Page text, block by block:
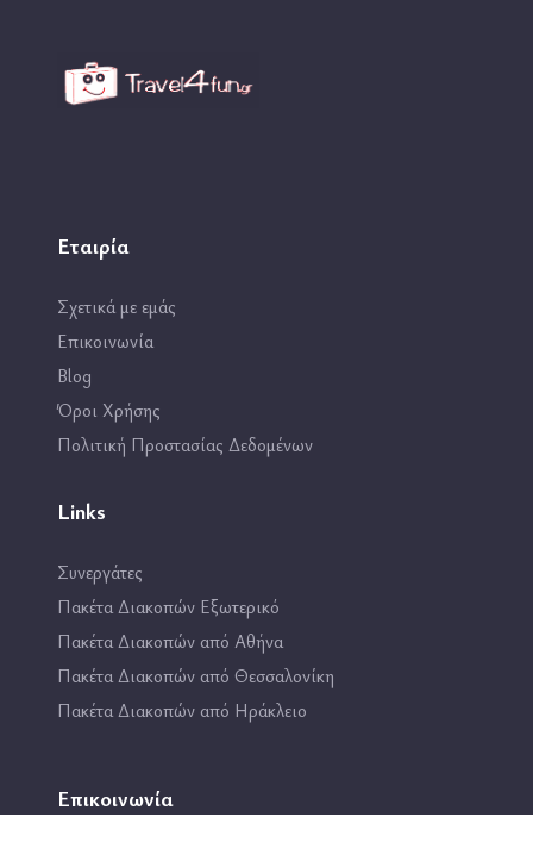
Εταιρία
Σχετικά με εμάς
Επικοινωνία
Blog
Όροι Χρήσης
Πολιτική Προστασίας Δεδομένων
Links
Συνεργάτες
Πακέτα Διακοπών Εξωτερικό
Πακέτα Διακοπών από Αθήνα
Πακέτα Διακοπών από Θεσσαλονίκη
Πακέτα Διακοπών από Ηράκλειο
Επικοινωνία